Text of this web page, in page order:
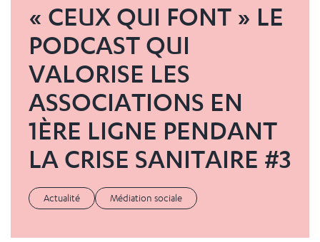
« CEUX QUI FONT » LE
PODCAST QUI
VALORISE LES
ASSOCIATIONS EN
1ÈRE LIGNE PENDANT
LA CRISE SANITAIRE #3
Actualité Médiation sociale